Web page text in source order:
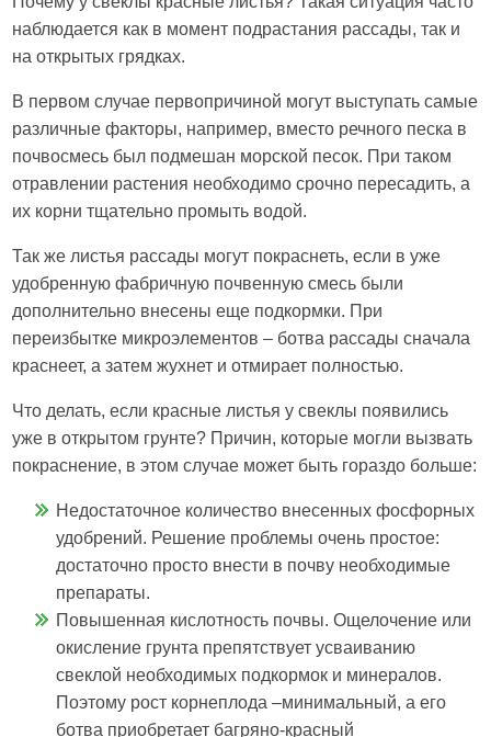
наблюдается как в момент подрастания рассады, так и
на открытых грядках.
В первом случае первопричиной могут выступать самые
различные факторы, например, вместо речного песка в
почвосмесь был подмешан морской песок. При таком
отравлении растения необходимо срочно пересадить, а
их корни тщательно промыть водой.
Так же листья рассады могут покраснеть, если в уже
удобренную фабричную почвенную смесь были
дополнительно внесены еще подкормки. При
переизбытке микроэлементов – ботва рассады сначала
краснеет, а затем жухнет и отмирает полностью.
Что делать, если красные листья у свеклы появились
уже в открытом грунте? Причин, которые могли вызвать
покраснение, в этом случае может быть гораздо больше:
Недостаточное количество внесенных фосфорных
удобрений. Решение проблемы очень простое:
достаточно просто внести в почву необходимые
препараты.
Повышенная кислотность почвы. Ощелочение или
окисление грунта препятствует усваиванию
свеклой необходимых подкормок и минералов.
Поэтому рост корнеплода –минимальный, а его
ботва приобретает багряно-красный